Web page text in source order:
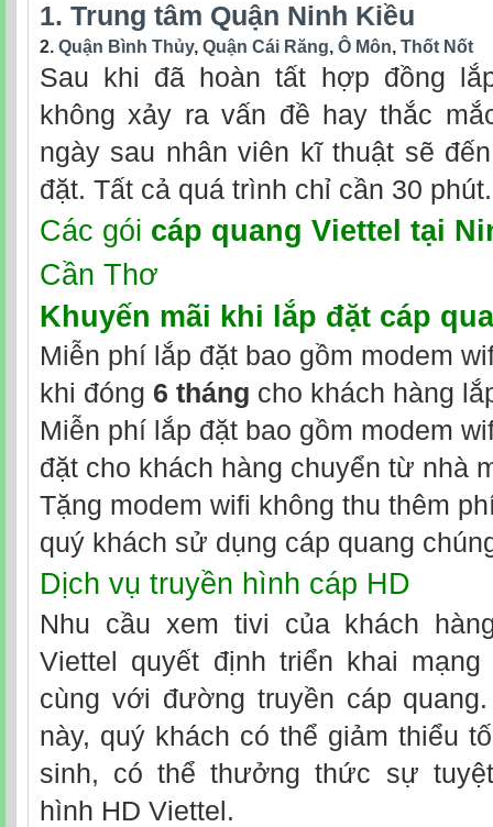
1. Trung tâm Quận Ninh Kiều
2. Quận Bình Thủy, Quận Cái Răng, Ô Môn, Thốt Nốt
Sau khi đã hoàn tất hợp đồng
không xảy ra vấn đề hay thắc
ngày sau nhân viên kĩ thuật sẽ
đặt. Tất cả quá trình chỉ cần 30 phút.
Các gói cáp quang Viettel tại
Cần Thơ
Khuyến mãi khi lắp đặt cáp
Miễn phí lắp đặt bao gồm modem
khi đóng 6 tháng cho khách hàng
Miễn phí lắp đặt bao gồm modem
đặt cho khách hàng chuyển từ nhà
Tặng modem wifi không thu thêm
quý khách sử dụng cáp quang
Dịch vụ truyền hình cáp HD
Nhu cầu xem tivi của khách
Viettel quyết định triển khai
cùng với đường truyền cáp
này, quý khách có thể giảm thiểu
sinh, có thể thưởng thức sự
hình HD Viettel.